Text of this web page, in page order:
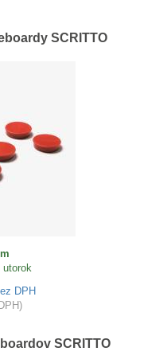
SCRITTO
utorok
DPH
SCRITTO